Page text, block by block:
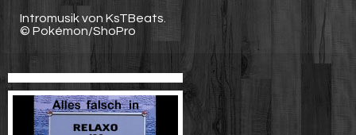
Intromusik von KsTBeats.
© Pokémon/ShoPro